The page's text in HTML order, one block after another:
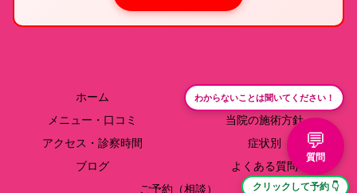
ホーム
院長紹介
メニュー・口コミ
当院の施術方針
アクセス・診察時間
症状別
ブログ
よくある質問
ご予約（相談）
わからないことは聞いてください！
💬
質問
クリックして予約 👇